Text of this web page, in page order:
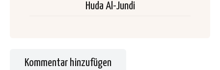
Huda Al-Jundi
Kommentar hinzufügen